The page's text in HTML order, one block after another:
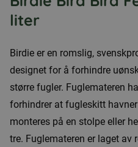
liter
Birdie er en romslig,
designet for å forhindre
større fugler. Fuglemateren
forhindrer at fugleskitt
monteres på en stolpe eller
tre. Fuglemateren er laget av